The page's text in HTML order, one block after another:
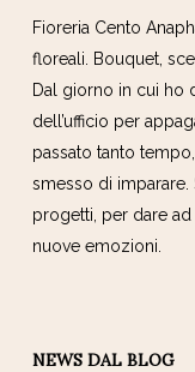
Fioreria Cento
floreali. Bouquet,
Dal giorno in cui ho
dell’ufficio per
passato tanto
smesso di
progetti, per dare
nuove emozioni.
NEWS DAL BLOG